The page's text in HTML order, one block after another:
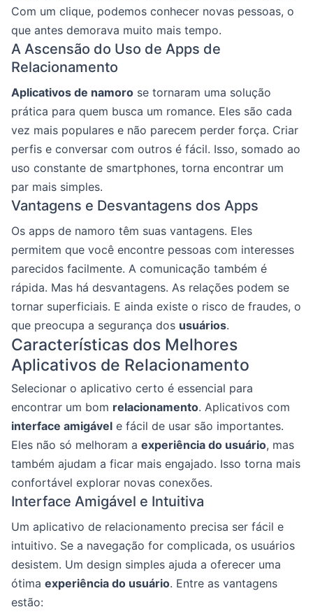
Com um clique, podemos conhecer novas pessoas, o
que antes demorava muito mais tempo.
A Ascensão do Uso de Apps de
Relacionamento
Aplicativos de namoro se tornaram uma solução
prática para quem busca um romance. Eles são cada
vez mais populares e não parecem perder força. Criar
perfis e conversar com outros é fácil. Isso, somado ao
uso constante de smartphones, torna encontrar um
par mais simples.
Vantagens e Desvantagens dos Apps
Os apps de namoro têm suas vantagens. Eles
permitem que você encontre pessoas com interesses
parecidos facilmente. A comunicação também é
rápida. Mas há desvantagens. As relações podem se
tornar superficiais. E ainda existe o risco de fraudes, o
que preocupa a segurança dos usuários.
Características dos Melhores
Aplicativos de Relacionamento
Selecionar o aplicativo certo é essencial para
encontrar um bom relacionamento. Aplicativos com
interface amigável e fácil de usar são importantes.
Eles não só melhoram a experiência do usuário, mas
também ajudam a ficar mais engajado. Isso torna mais
confortável explorar novas conexões.
Interface Amigável e Intuitiva
Um aplicativo de relacionamento precisa ser fácil e
intuitivo. Se a navegação for complicada, os usuários
desistem. Um design simples ajuda a oferecer uma
ótima experiência do usuário. Entre as vantagens
estão: